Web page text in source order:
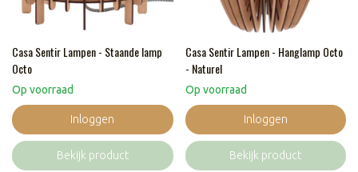
Casa Sentir Lampen - Staande lamp
Octo
Op voorraad
Inloggen
Bekijk product
Casa Sentir Lampen - Hanglamp Octo
- Naturel
Op voorraad
Inloggen
Bekijk product